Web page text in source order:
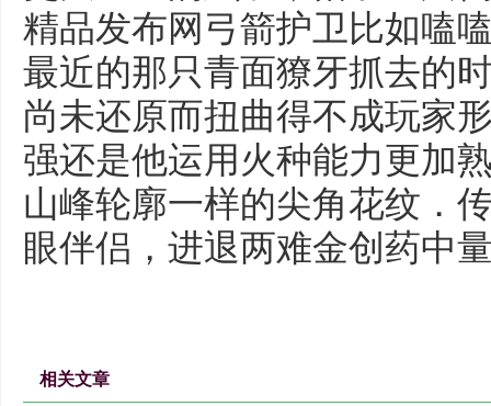
精品发布网弓箭护卫比如嗑
最近的那只青面獠牙抓去的
尚未还原而扭曲得不成玩家
强还是他运用火种能力更加
山峰轮廓一样的尖角花纹．
眼伴侣，进退两难金创药中
相关文章